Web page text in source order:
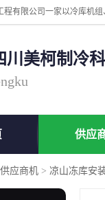
川美柯制冷
供应
供应商机 > 凉山冻库安